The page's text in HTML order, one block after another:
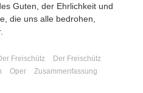
Guten, der Ehrlichkeit und
die uns alle bedrohen,
Freischütz
Der Freischütz
Oper Zusammenfassung